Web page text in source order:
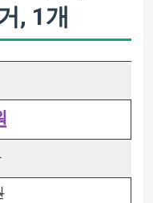
, 1개